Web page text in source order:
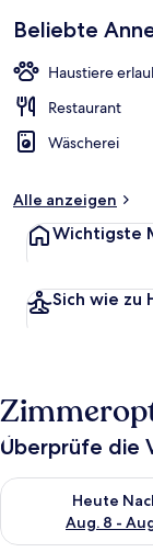
Beliebte
Haustiere
Restaurant
Wäscherei
Alle anzeigen
Wichtigste
Sich wie zu
Überprüfe die
Heute
Aug. 8 -
Überprüfe die